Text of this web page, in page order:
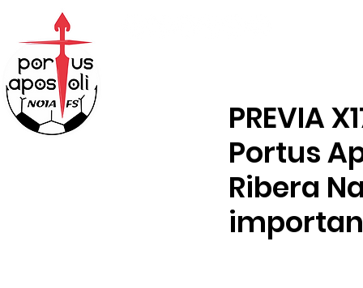
PREVIA
Portus
Ribera